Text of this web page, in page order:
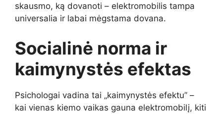
skausmo, ką dovanoti – elektromobilis tampa
universalia ir labai mėgstama dovana.
Socialinė norma ir
kaimynystės efektas
Psichologai vadina tai „kaimynystės efektu” –
kai vienas kiemo vaikas gauna elektromobilį, kiti